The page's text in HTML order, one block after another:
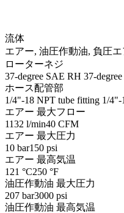
流体
エアー, 油圧作動油, 負圧
ローターネジ
37-degree SAE RH 37-
ホース配管部
1/4"-18 NPT tube fitting 1/4"-
エアー 最大フロー
1132 l/min40 CFM
エアー 最大圧力
10 bar150 psi
エアー 最高気温
121 °C250 °F
油圧作動油 最大圧力
207 bar3000 psi
油圧作動油 最高気温